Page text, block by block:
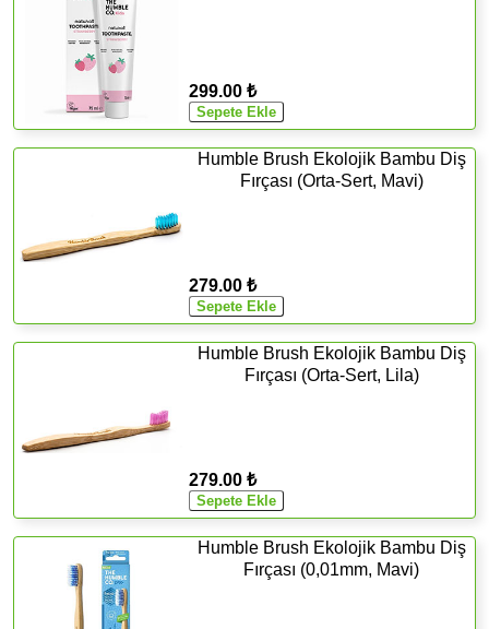
299.00 ₺
Humble Brush Ekolojik Bambu Diş
Fırçası (Orta-Sert, Mavi)
279.00 ₺
Humble Brush Ekolojik Bambu Diş
Fırçası (Orta-Sert, Lila)
279.00 ₺
Humble Brush Ekolojik Bambu Diş
Fırçası (0,01mm, Mavi)